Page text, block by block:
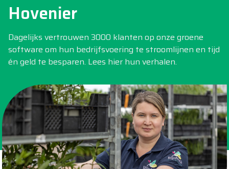
Hovenier
Dagelijks vertrouwen 3000 klanten op onze groene
software om hun bedrijfsvoering te stroomlijnen en tijd
én geld te besparen. Lees hier hun verhalen.